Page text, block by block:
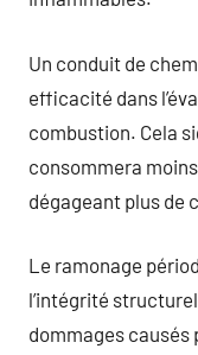
Un conduit de
efficacité dans
combustion. Cela
consommera
dégageant plus de
Le ramonage
l’intégrité
dommages causés